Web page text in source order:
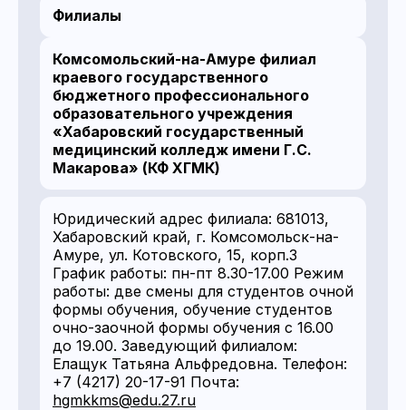
Филиалы
Комсомольский-на-Амуре филиал
краевого государственного
бюджетного профессионального
образовательного учреждения
«Хабаровский государственный
медицинский колледж имени Г.С.
Макарова» (КФ ХГМК)
Юридический адрес филиала: 681013,
Хабаровский край, г. Комсомольск-на-
Амуре, ул. Котовского, 15, корп.3
График работы: пн-пт 8.30-17.00 Режим
работы: две смены для студентов очной
формы обучения, обучение студентов
очно-заочной формы обучения с 16.00
до 19.00. Заведующий филиалом:
Елащук Татьяна Альфредовна. Телефон:
+7 (4217) 20-17-91 Почта:
hgmkkms@edu.27.ru